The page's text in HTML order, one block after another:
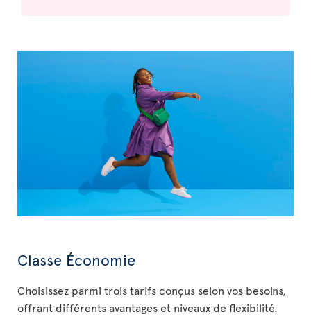
Classe Économie
Choisissez parmi trois tarifs conçus selon vos besoins,
offrant différents avantages et niveaux de flexibilité.